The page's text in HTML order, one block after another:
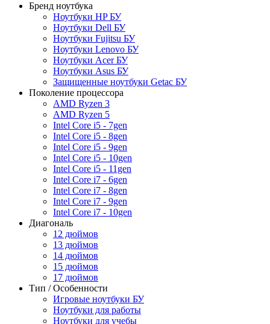
Бренд ноутбука
Ноутбуки HP БУ
Ноутбуки Dell БУ
Ноутбуки Fujitsu БУ
Ноутбуки Lenovo БУ
Ноутбуки Acer БУ
Ноутбуки Asus БУ
Защищенные ноутбуки Getac БУ
Поколение процессора
AMD Ryzen 3
AMD Ryzen 5
Intel Core i5 - 7gen
Intel Core i5 - 8gen
Intel Core i5 - 9gen
Intel Core i5 - 10gen
Intel Core i5 - 11gen
Intel Core i7 - 6gen
Intel Core i7 - 8gen
Intel Core i7 - 9gen
Intel Core i7 - 10gen
Диагональ
12 дюймов
13 дюймов
14 дюймов
15 дюймов
17 дюймов
Тип / Особенности
Игровые ноутбуки БУ
Ноутбуки для работы
Ноутбуки для учебы